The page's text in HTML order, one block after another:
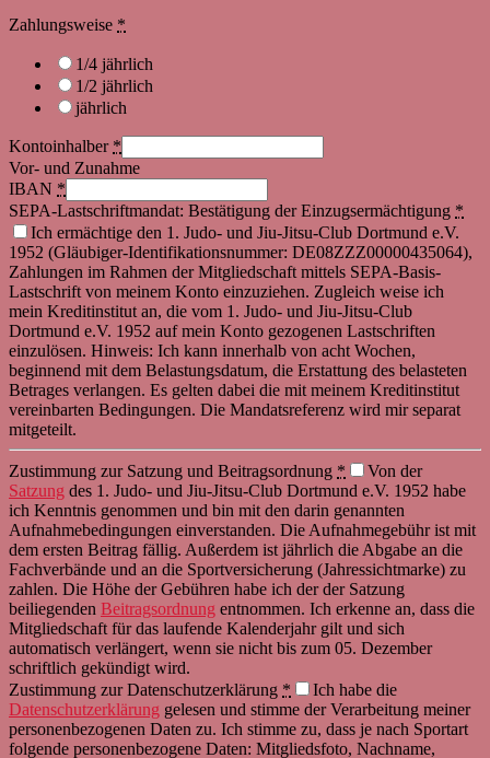
Zahlungsweise *
1/4 jährlich
1/2 jährlich
jährlich
Kontoinhalber *
Vor- und Zunahme
IBAN *
SEPA-Lastschriftmandat: Bestätigung der Einzugsermächtigung *
Ich ermächtige den 1. Judo- und Jiu-Jitsu-Club Dortmund e.V.
1952 (Gläubiger-Identifikationsnummer: DE08ZZZ00000435064),
Zahlungen im Rahmen der Mitgliedschaft mittels SEPA-Basis-
Lastschrift von meinem Konto einzuziehen. Zugleich weise ich
mein Kreditinstitut an, die vom 1. Judo- und Jiu-Jitsu-Club
Dortmund e.V. 1952 auf mein Konto gezogenen Lastschriften
einzulösen. Hinweis: Ich kann innerhalb von acht Wochen,
beginnend mit dem Belastungsdatum, die Erstattung des belasteten
Betrages verlangen. Es gelten dabei die mit meinem Kreditinstitut
vereinbarten Bedingungen. Die Mandatsreferenz wird mir separat
mitgeteilt.
Zustimmung zur Satzung und Beitragsordnung *
Von der
Satzung des 1. Judo- und Jiu-Jitsu-Club Dortmund e.V. 1952 habe
ich Kenntnis genommen und bin mit den darin genannten
Aufnahmebedingungen einverstanden. Die Aufnahmegebühr ist mit
dem ersten Beitrag fällig. Außerdem ist jährlich die Abgabe an die
Fachverbände und an die Sportversicherung (Jahressichtmarke) zu
zahlen. Die Höhe der Gebühren habe ich der der Satzung
beiliegenden Beitragsordnung entnommen. Ich erkenne an, dass die
Mitgliedschaft für das laufende Kalenderjahr gilt und sich
automatisch verlängert, wenn sie nicht bis zum 05. Dezember
schriftlich gekündigt wird.
Zustimmung zur Datenschutzerklärung *
Ich habe die
Datenschutzerklärung gelesen und stimme der Verarbeitung meiner
personenbezogenen Daten zu. Ich stimme zu, dass je nach Sportart
folgende personenbezogene Daten: Mitgliedsfoto, Nachname,